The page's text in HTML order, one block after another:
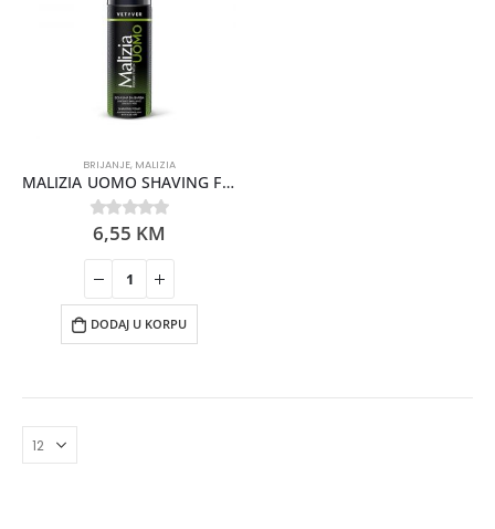
BRIJANJE, MALIZIA
MALIZIA UOMO SHAVING FOAM VETYVER 300ML
0out of 5
6,55 KM
DODAJ U KORPU